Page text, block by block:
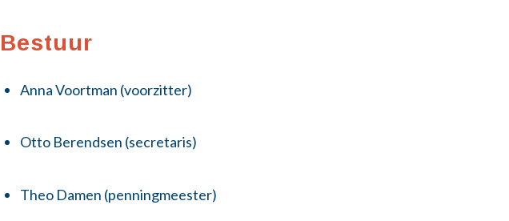
Bestuur
Anna Voortman (voorzitter)
Otto Berendsen (secretaris)
Theo Damen (penningmeester)